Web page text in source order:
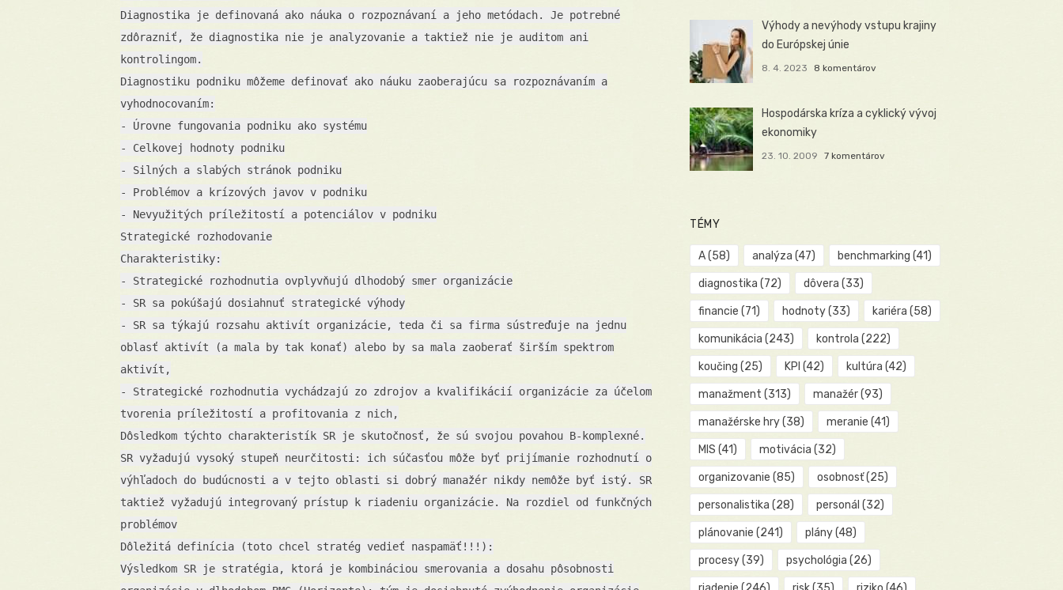
Diagnostika je definovaná ako náuka o rozpoznávaní a jeho metódach. Je potrebné
zdôrazniť, že diagnostika nie je analyzovanie a taktiež nie je auditom ani
kontrolingom.
Diagnostiku podniku môžeme definovať ako náuku zaoberajúcu sa rozpoznávaním a
vyhodnocovaním:
- Úrovne fungovania podniku ako systému
- Celkovej hodnoty podniku
- Silných a slabých stránok podniku
- Problémov a krízových javov v podniku
- Nevyužitých príležitostí a potenciálov v podniku
Strategické rozhodovanie
Charakteristiky:
- Strategické rozhodnutia ovplyvňujú dlhodobý smer organizácie
- SR sa pokúšajú dosiahnuť strategické výhody
- SR sa týkajú rozsahu aktivít organizácie, teda či sa firma sústreďuje na jednu
oblasť aktivít (a mala by tak konať) alebo by sa mala zaoberať širším spektrom
aktivít,
- Strategické rozhodnutia vychádzajú zo zdrojov a kvalifikácií organizácie za účelom
tvorenia príležitostí a profitovania z nich,
Dôsledkom týchto charakteristík SR je skutočnosť, že sú svojou povahou B-komplexné.
SR vyžadujú vysoký stupeň neurčitosti: ich súčasťou môže byť prijímanie rozhodnutí o
výhľadoch do budúcnosti a v tejto oblasti si dobrý manažér nikdy nemôže byť istý. SR
taktiež vyžadujú integrovaný prístup k riadeniu organizácie. Na rozdiel od funkčných
problémov
Dôležitá definícia (toto chcel stratég vedieť naspamäť!!!):
Výsledkom SR je stratégia, ktorá je kombináciou smerovania a dosahu pôsobnosti
Výhody a nevýhody vstupu krajiny
do Európskej únie
8. 4. 2023 8 komentárov
Hospodárska kríza a cyklický vývoj
ekonomiky
23. 10. 2009 7 komentárov
TÉMY
A(58) analýza (47) benchmarking (41)
diagnostika (72) dôvera (33)
financie (71) hodnoty(33) kariéra (58)
komunikácia (243) kontrola (222)
koučing (25) KPI (42) kultúra (42)
manažment (313) manažér(93)
manažérske hry(38) meranie (41)
MIS (41) motivácia (32)
organizovanie (85) osobnosť(25)
personalistika (28) personál (32)
plánovanie (241) plány(48)
procesy(39) psychológia (26)